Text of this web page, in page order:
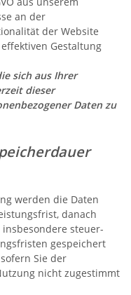
an der
der Website
Gestaltung
sich aus Ihrer
dieser
Daten zu
werden die Daten
danach
steuer-
gespeichert
Sie der
nicht zugestimmt